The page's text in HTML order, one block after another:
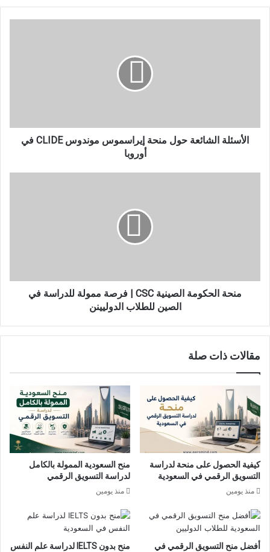
أوروبا
الأسئلة الشائعة حول منحة إيراسموس موندوس CLIDE في
أوروبا
في
منحة الحكومة الصينية CSC | فرصة ممولة للدراسة في
الصين للطلاب الدوليينن
مقالات ذات صلة
كيفية الحصول على منحة لدراسة
التسويق الرقمي في السعودية
منذ يومين
منح السعودية الممولة بالكامل
لدراسة التسويق الرقمي
منذ يومين
أفضل منح التسويق الرقمي في
منح بدون IELTS لدراسة علم النفس